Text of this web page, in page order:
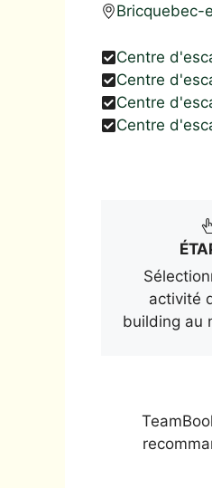
Bricquebec-
Centre
Centre
Centre
Centre
activité
building au